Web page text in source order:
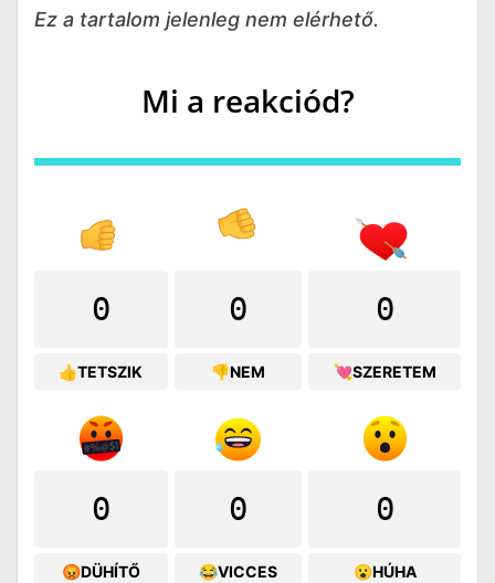
Ez a tartalom jelenleg nem elérhető.
Mi a reakciód?
0
👍TETSZIK
0
👎NEM
0
💘SZERETEM
0
😡DÜHÍTŐ
0
😂VICCES
0
😮HÚHA